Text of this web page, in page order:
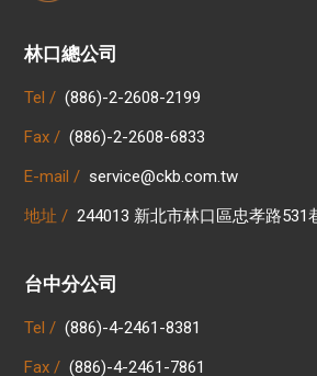
林口總公司
Tel / (886)-2-2608-2199
Fax / (886)-2-2608-6833
E-mail / service@ckb.com.tw
地址 / 244013 新北市林口區忠孝路531
台中分公司
Tel / (886)-4-2461-8381
Fax / (886)-4-2461-7861